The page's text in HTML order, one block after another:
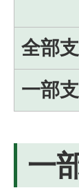
全部
一部
一